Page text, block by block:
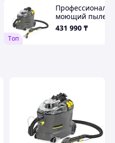
Tоп
моющий
Karcher Puzzi 8/
431 990 ₸